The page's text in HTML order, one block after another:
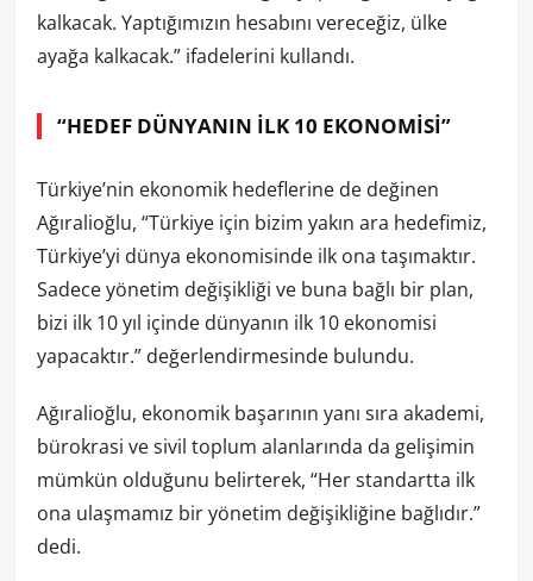
kalkacak. Yaptığımızın hesabını vereceğiz, ülke
ayağa kalkacak.” ifadelerini kullandı.
“HEDEF DÜNYANIN İLK 10 EKONOMİSİ”
Türkiye’nin ekonomik hedeflerine de değinen
Ağıralioğlu, “Türkiye için bizim yakın ara hedefimiz,
Türkiye’yi dünya ekonomisinde ilk ona taşımaktır.
Sadece yönetim değişikliği ve buna bağlı bir plan,
bizi ilk 10 yıl içinde dünyanın ilk 10 ekonomisi
yapacaktır.” değerlendirmesinde bulundu.
Ağıralioğlu, ekonomik başarının yanı sıra akademi,
bürokrasi ve sivil toplum alanlarında da gelişimin
mümkün olduğunu belirterek, “Her standartta ilk
ona ulaşmamız bir yönetim değişikliğine bağlıdır.”
dedi.